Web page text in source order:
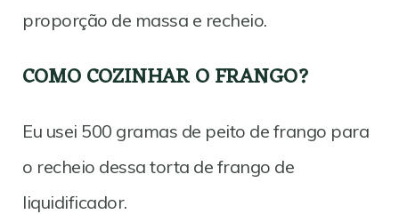
proporção de massa e recheio.
COMO COZINHAR O FRANGO?
Eu usei 500 gramas de peito de frango para
o recheio dessa torta de frango de
liquidificador.